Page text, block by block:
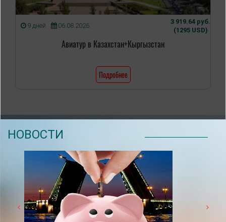
9 дней 06.08.2026
3 919.64 руб.
(1295 USD)
Авиатур в Казахстан+Кыргызстан
Подробнее
НОВОСТИ